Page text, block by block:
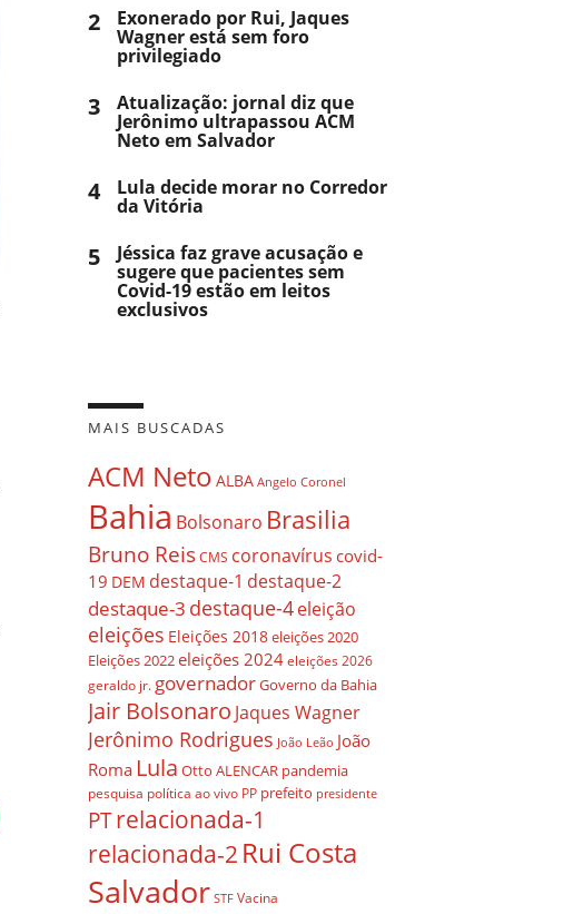
2 Exonerado por Rui, Jaques
Wagner está sem foro
privilegiado
3 Atualização: jornal diz que
Jerônimo ultrapassou ACM
Neto em Salvador
4 Lula decide morar no Corredor
da Vitória
5 Jéssica faz grave acusação e
sugere que pacientes sem
Covid-19 estão em leitos
exclusivos
MAIS BUSCADAS
ACM Neto ALBA Angelo Coronel
Bahia Bolsonaro Brasilia
Bruno ReisCMS coronavírus covid-
19 DEM destaque-1 destaque-2
destaque-3 destaque-4eleição
eleições Eleições 2018eleições 2020
Eleições 2022eleições 2024 eleições 2026
geraldo jr. governadorGoverno da Bahia
Jair Bolsonaro Jaques Wagner
Jerônimo Rodrigues João Leão João
Roma Lula Otto ALENCAR pandemia
pesquisa política ao vivo PP prefeito presidente
PTrelacionada-1
relacionada-2 Rui Costa
Salvador STF Vacina